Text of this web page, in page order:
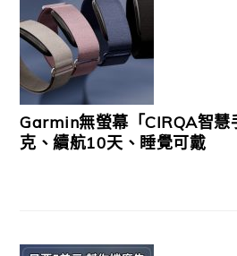
Garmin無螢幕「CIRQA智慧
克、續航10天、睡覺可戴